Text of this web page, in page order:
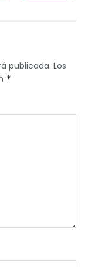
publicada. Los
*